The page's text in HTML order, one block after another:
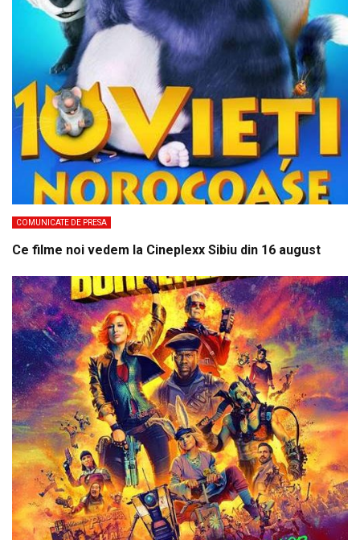
COMUNICATE DE PRESA
Ce filme noi vedem la Cineplexx Sibiu din 16 august